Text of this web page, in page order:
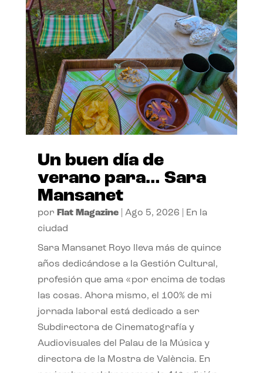
Un buen día de
verano para… Sara
Mansanet
por Flat Magazine| Ago 5, 2026
En la
ciudad
Sara Mansanet Royo lleva más de quince
años dedicándose a la Gestión Cultural,
profesión que ama «por encima de todas
las cosas. Ahora mismo, el 100% de mi
jornada laboral está dedicado a ser
Subdirectora de Cinematografía y
Audiovisuales del Palau de la Música y
directora de la Mostra de València. En